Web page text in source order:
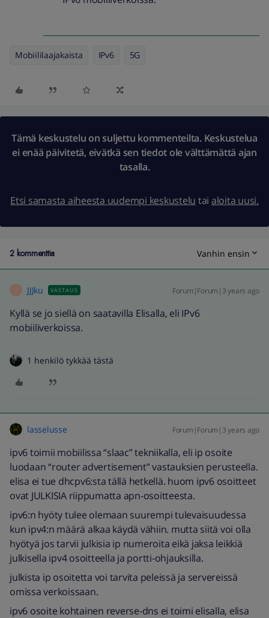
Mobiililaajakaista IPv6 5G
Tämä keskustelu on suljettu kommenteilta. Keskustelua
ei enää päivitetä, eivätkä sen tiedot ole välttämättä ajan
tasalla.
Etsi samasta aiheesta uudempi keskustelu tai aloita uusi.
2 kommenttia Vanhin ensin
JJJku VASTAUS Forum|Forum|3 years ago
Kyllä se jo siellä on saatavilla Elisalla, eli IPv6
mobiiliverkoissa.
1 henkilö tykkää tästä
lasselusse Forum|Forum|3 years ago
ipv6 toimii mobiilissa “slaac” tekniikalla, eli ip osoite
luodaan “router advertisement” vastauksien perusteella.
elisa ei tue dhcpv6:sta tällä hetkellä. huom ipv6 osoitteet
ovat JULKISIA riippumatta apn-osoitteesta.
ipv6:n hyöty tulee olemaan suurempi tulevaisuudessa
kun ipv4:n määrä alkaa käydä vähiin. mutta siitä voi olla
hyötyä jos tarvii julkisia ip numeroita eikä jaksa leikkiä
julkisella ipv4 osoitteella ja portti-ohjauksilla.
julkista ip osoitetta voi tarvita peleissä ja servereissä
omissa verkoissaan.
ipv6 osoite kohtainen reverse-dns ei toimi elisalla, elisa